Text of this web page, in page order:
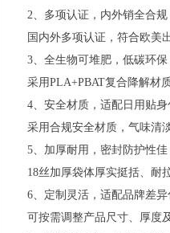
2、多项认证，内外销全合规
国内外多项认证，符合欧美
3、全生物可堆肥，低碳环保
采用PLA+PBAT复合降解材
4、安全材质，适配日用贴身
采用合规安全材质，气味清
5、加厚耐用，密封防护性佳
18丝加厚袋体厚实挺括、耐
6、定制灵活，适配品牌差
可按需调整产品尺寸、厚度